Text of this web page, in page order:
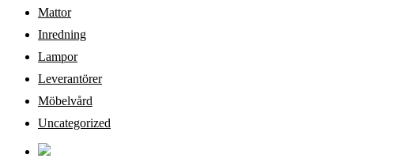
Mattor
Inredning
Lampor
Leverantörer
Möbelvård
Uncategorized